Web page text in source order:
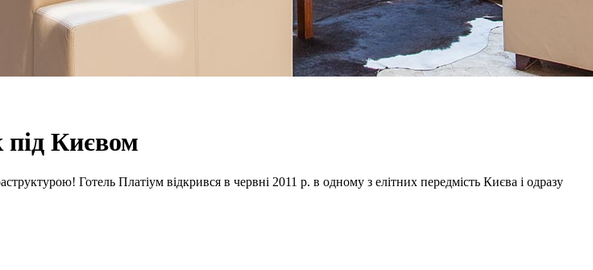
під Києвом
Готель Платіум відкрився в червні 2011 р. в одному з елітних передмість Києва і одразу